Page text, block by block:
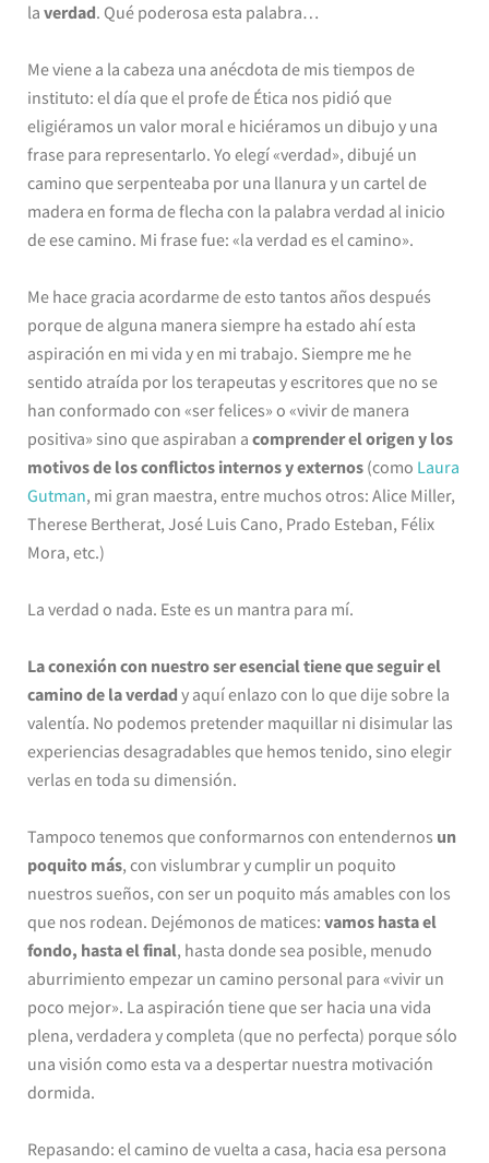
la verdad. Qué poderosa esta palabra…
Me viene a la cabeza una anécdota de mis tiempos de
instituto: el día que el profe de Ética nos pidió que
eligiéramos un valor moral e hiciéramos un dibujo y una
frase para representarlo. Yo elegí «verdad», dibujé un
camino que serpenteaba por una llanura y un cartel de
madera en forma de flecha con la palabra verdad al inicio
de ese camino. Mi frase fue: «la verdad es el camino».
Me hace gracia acordarme de esto tantos años después
porque de alguna manera siempre ha estado ahí esta
aspiración en mi vida y en mi trabajo. Siempre me he
sentido atraída por los terapeutas y escritores que no se
han conformado con «ser felices» o «vivir de manera
positiva» sino que aspiraban a comprender el origen y los
motivos de los conflictos internos y externos (como Laura
Gutman, mi gran maestra, entre muchos otros: Alice Miller,
Therese Bertherat, José Luis Cano, Prado Esteban, Félix
Mora, etc.)
La verdad o nada. Este es un mantra para mí.
La conexión con nuestro ser esencial tiene que seguir el
camino de la verdad y aquí enlazo con lo que dije sobre la
valentía. No podemos pretender maquillar ni disimular las
experiencias desagradables que hemos tenido, sino elegir
verlas en toda su dimensión.
Tampoco tenemos que conformarnos con entendernos un
poquito más, con vislumbrar y cumplir un poquito
nuestros sueños, con ser un poquito más amables con los
que nos rodean. Dejémonos de matices: vamos hasta el
fondo, hasta el final, hasta donde sea posible, menudo
aburrimiento empezar un camino personal para «vivir un
poco mejor». La aspiración tiene que ser hacia una vida
plena, verdadera y completa (que no perfecta) porque sólo
una visión como esta va a despertar nuestra motivación
dormida.
Repasando: el camino de vuelta a casa, hacia esa persona